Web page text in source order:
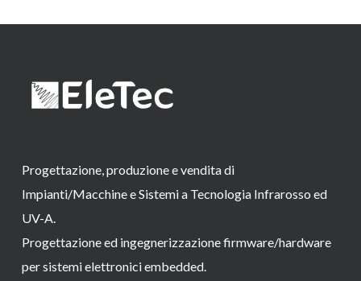
Progettazione, produzione e vendita di
Impianti/Macchine e Sistemi a Tecnologia Infrarosso ed
UV-A.
Progettazione ed ingegnerizzazione firmware/hardware
per sistemi elettronici embedded.